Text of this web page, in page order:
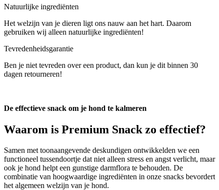
Natuurlijke ingrediënten
Het welzijn van je dieren ligt ons nauw aan het hart. Daarom
gebruiken wij alleen natuurlijke ingrediënten!
Tevredenheidsgarantie
Ben je niet tevreden over een product, dan kun je dit binnen 30
dagen retourneren!
De effectieve snack om je hond te kalmeren
Waarom is Premium Snack zo effectief?
Samen met toonaangevende deskundigen ontwikkelden we een
functioneel tussendoortje dat niet alleen stress en angst verlicht, maar
ook je hond helpt een gunstige darmflora te behouden. De
combinatie van hoogwaardige ingrediënten in onze snacks bevordert
het algemeen welzijn van je hond.